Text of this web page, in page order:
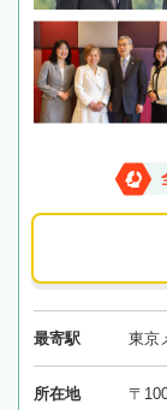
最寄駅 東京
所在地 〒